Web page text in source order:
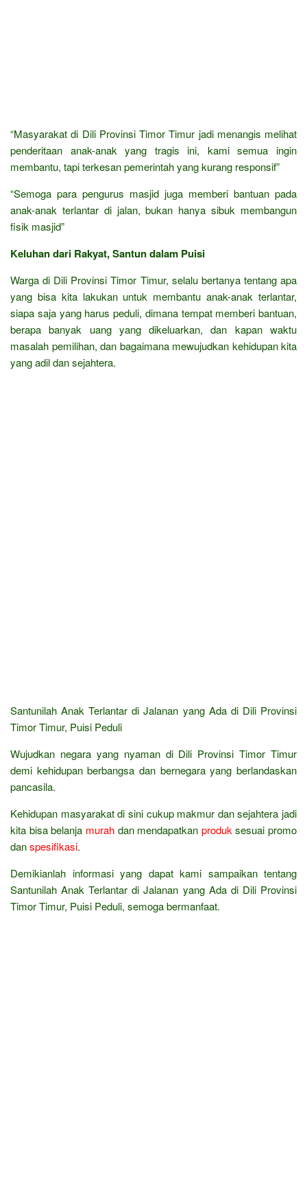
“Masyarakat di Dili Provinsi Timor Timur jadi menangis melihat
penderitaan anak-anak yang tragis ini, kami semua ingin
membantu, tapi terkesan pemerintah yang kurang responsif”
“Semoga para pengurus masjid juga memberi bantuan pada
anak-anak terlantar di jalan, bukan hanya sibuk membangun
fisik masjid”
Keluhan dari Rakyat, Santun dalam Puisi
Warga di Dili Provinsi Timor Timur, selalu bertanya tentang apa
yang bisa kita lakukan untuk membantu anak-anak terlantar,
siapa saja yang harus peduli, dimana tempat memberi bantuan,
berapa banyak uang yang dikeluarkan, dan kapan waktu
masalah pemilihan, dan bagaimana mewujudkan kehidupan kita
yang adil dan sejahtera.
Santunilah Anak Terlantar di Jalanan yang Ada di Dili Provinsi
Timor Timur, Puisi Peduli
Wujudkan negara yang nyaman di Dili Provinsi Timor Timur
demi kehidupan berbangsa dan bernegara yang berlandaskan
pancasila.
Kehidupan masyarakat di sini cukup makmur dan sejahtera jadi
kita bisa belanja murahdan mendapatkan produk sesuai promo
danspesifikasi.
Demikianlah informasi yang dapat kami sampaikan tentang
Santunilah Anak Terlantar di Jalanan yang Ada di Dili Provinsi
Timor Timur, Puisi Peduli, semoga bermanfaat.